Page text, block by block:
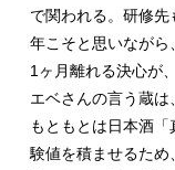
で関われる。研修
年こそと思いなが
1ヶ月離れる決心が
エベさんの言う蔵は
もともとは日本酒
験値を積ませるた